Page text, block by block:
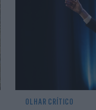
OLHAR CRÍTICO